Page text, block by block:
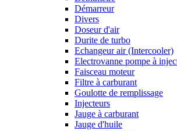
Démarreur
Divers
Doseur d'air
Durite de turbo
Echangeur air (Intercooler)
Electrovanne pompe à
Faisceau moteur
Filtre à carburant
Goulotte de remplissage
Injecteurs
Jauge à carburant
Jauge d'huile